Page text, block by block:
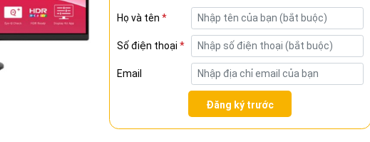
Họ và tên *
Số điện thoại *
Email
Đăng ký trước